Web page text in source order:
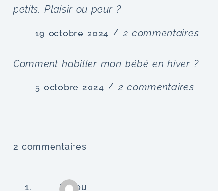
petits. Plaisir ou peur ?
19 octobre 2024 2 commentaires
Comment habiller mon bébé en hiver ?
5 octobre 2024 2 commentaires
2 commentaires
Malou